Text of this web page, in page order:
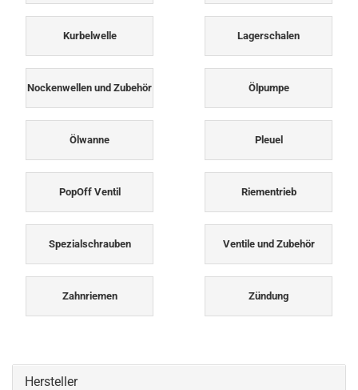
Kurbelwelle Lagerschalen
Nockenwellen und Zubehör Ölpumpe
Ölwanne Pleuel
PopOff Ventil Riementrieb
Spezialschrauben Ventile und Zubehör
Zahnriemen Zündung
Hersteller